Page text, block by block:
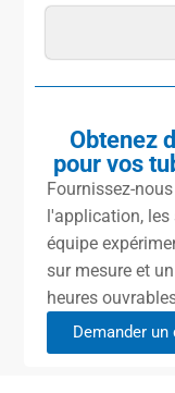
Obtenez
pour vos
Fournissez-
l'application,
équipe
sur mesure et
heures
Demander